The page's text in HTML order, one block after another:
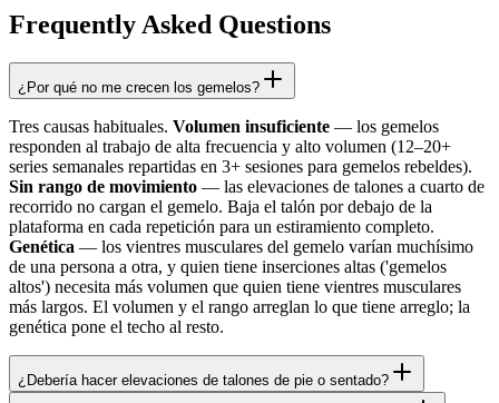
Frequently Asked Questions
¿Por qué no me crecen los gemelos?
Tres causas habituales. Volumen insuficiente — los gemelos
responden al trabajo de alta frecuencia y alto volumen (12–20+
series semanales repartidas en 3+ sesiones para gemelos rebeldes).
Sin rango de movimiento — las elevaciones de talones a cuarto de
recorrido no cargan el gemelo. Baja el talón por debajo de la
plataforma en cada repetición para un estiramiento completo.
Genética — los vientres musculares del gemelo varían muchísimo
de una persona a otra, y quien tiene inserciones altas ('gemelos
altos') necesita más volumen que quien tiene vientres musculares
más largos. El volumen y el rango arreglan lo que tiene arreglo; la
genética pone el techo al resto.
¿Debería hacer elevaciones de talones de pie o sentado?